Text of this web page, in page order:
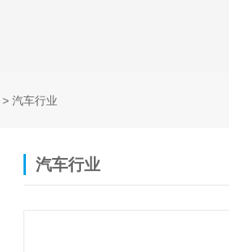
> 汽车行业
汽车行业